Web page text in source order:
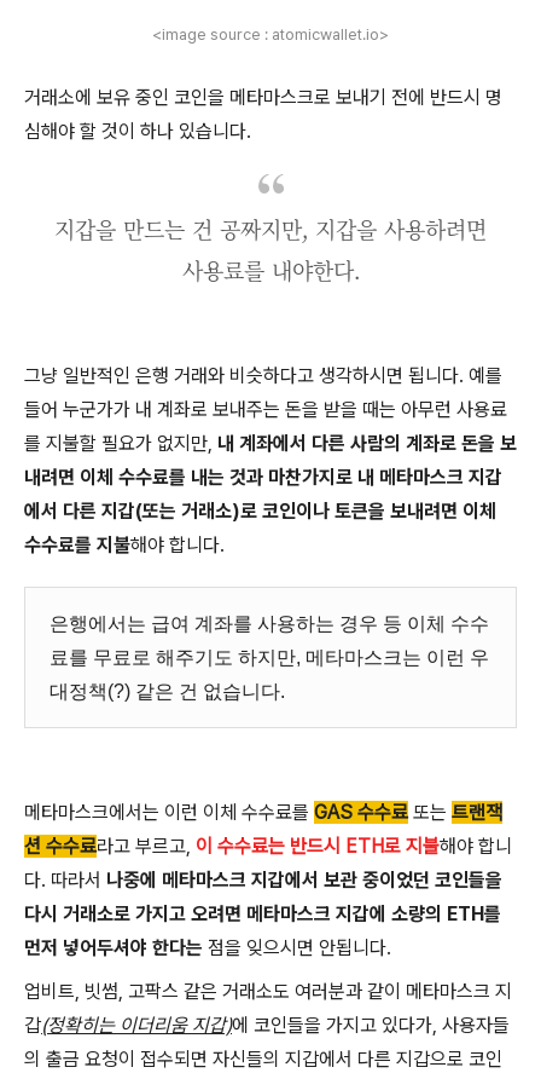
<image source : atomicwallet.io>
거래소에 보유 중인 코인을 메타마스크로 보내기 전에 반드시 명
심해야 할 것이 하나 있습니다.
지갑을 만드는 건 공짜지만, 지갑을 사용하려면
사용료를 내야한다.
그냥 일반적인 은행 거래와 비슷하다고 생각하시면 됩니다. 예를
들어 누군가가 내 계좌로 보내주는 돈을 받을 때는 아무런 사용료
를 지불할 필요가 없지만, 내 계좌에서 다른 사람의 계좌로 돈을 보
내려면 이체 수수료를 내는 것과 마찬가지로 내 메타마스크 지갑
에서 다른 지갑(또는 거래소)로 코인이나 토큰을 보내려면 이체
수수료를 지불해야 합니다.
은행에서는 급여 계좌를 사용하는 경우 등 이체 수수
료를 무료로 해주기도 하지만, 메타마스크는 이런 우
대정책(?) 같은 건 없습니다.
메타마스크에서는 이런 이체 수수료를 GAS 수수료또는 트랜잭
션 수수료라고 부르고, 이 수수료는 반드시 ETH로 지불해야 합니
다. 따라서 나중에 메타마스크 지갑에서 보관 중이었던 코인들을
다시 거래소로 가지고 오려면 메타마스크 지갑에 소량의 ETH를
먼저 넣어두셔야 한다는 점을 잊으시면 안됩니다.
업비트, 빗썸, 고팍스 같은 거래소도 여러분과 같이 메타마스크 지
갑(정확히는 이더리움 지갑)에 코인들을 가지고 있다가, 사용자들
의 출금 요청이 접수되면 자신들의 지갑에서 다른 지갑으로 코인